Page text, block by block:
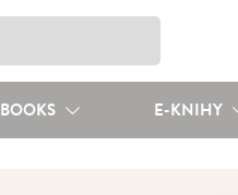
BOOKS E-KNIHY